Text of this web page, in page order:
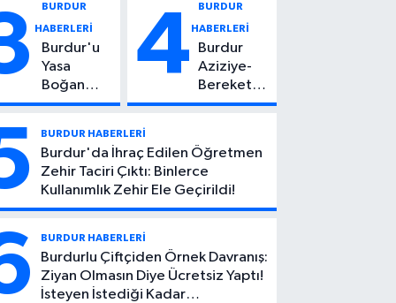
Çocuktan
Kötü Haber!
Kaybetti
BURDUR
HABERLERİ
Burdur'u
Yasa
Boğan
Ölüm:
Can Atıcı
Genç
Yaşta
Yaşamını
Yitirdi
4 BURDUR
HABERLERİ
Burdur
Aziziye-
Bereket
Köyü
Feci Kaza:
1 Ölü, 2
Yaralı
BURDUR HABERLERİ
Burdur'da İhraç Edilen Öğretmen
Zehir Taciri Çıktı: Binlerce
Kullanımlık Zehir Ele Geçirildi!
BURDUR HABERLERİ
Burdurlu Çiftçiden Örnek Davranış:
Ziyan Olmasın Diye Ücretsiz Yaptı!
İsteyen İstediği Kadar